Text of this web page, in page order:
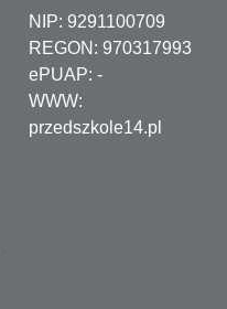
NIP: 9291100709
REGON: 970317993
ePUAP: -
WWW:
przedszkole14.pl